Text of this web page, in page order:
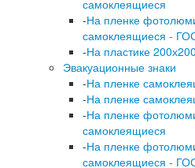
самоклеящиеся
-На пленке
самоклеящиеся -
-На пластике
Эвакуационные знаки
-На пленке
-На пленке
-На пленке
самоклеящиеся
-На пленке
самоклеящиеся -